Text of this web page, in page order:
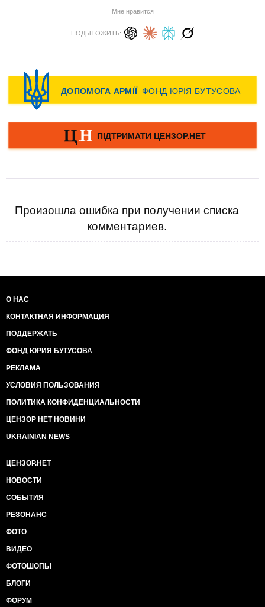
Мне нравится
ПОДЫТОЖИТЬ:
Произошла ошибка при получении списка
комментариев.
О НАС
КОНТАКТНАЯ ИНФОРМАЦИЯ
ПОДДЕРЖАТЬ
ФОНД ЮРИЯ БУТУСОВА
РЕКЛАМА
УСЛОВИЯ ПОЛЬЗОВАНИЯ
ПОЛИТИКА КОНФИДЕНЦИАЛЬНОСТИ
ЦЕНЗОР НЕТ НОВИНИ
UKRAINIAN NEWS
ЦЕНЗОР.НЕТ
НОВОСТИ
СОБЫТИЯ
РЕЗОНАНС
ФОТО
ВИДЕО
ФОТОШОПЫ
БЛОГИ
ФОРУМ